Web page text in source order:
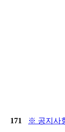
171 ※ 공지사